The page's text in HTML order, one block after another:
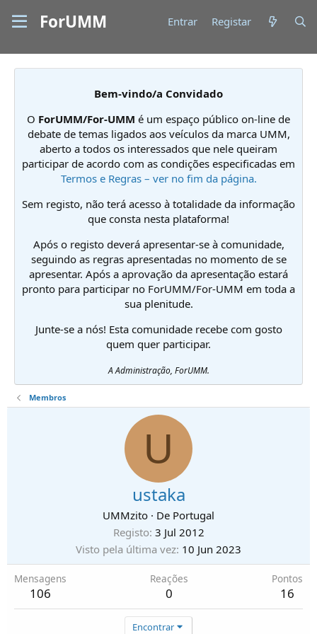
ForUMM Entrar Registar
Bem-vindo/a Convidado
O ForUMM/For-UMM é um espaço público on-line de
debate de temas ligados aos veículos da marca UMM,
aberto a todos os interessados que nele queiram
participar de acordo com as condições especificadas em
Termos e Regras – ver no fim da página.
Sem registo, não terá acesso à totalidade da informação
que consta nesta plataforma!
Após o registo deverá apresentar-se à comunidade,
seguindo as regras apresentadas no momento de se
apresentar. Após a aprovação da apresentação estará
pronto para participar no ForUMM/For-UMM em toda a
sua plenitude.
Junte-se a nós! Esta comunidade recebe com gosto
quem quer participar.
A Administração, ForUMM.
Membros
U
ustaka
UMMzito · De Portugal
Registo 3 Jul 2012
Visto pela última vez 10 Jun 2023
Mensagens
106
Reações
0
Pontos
16
Encontrar